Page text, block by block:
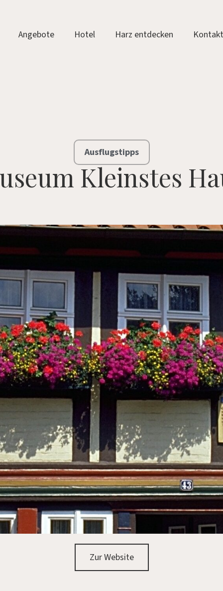
Angebote Hotel Harz entdecken Kontakt
Ausflugstipps
Kleinstes
Zur Website